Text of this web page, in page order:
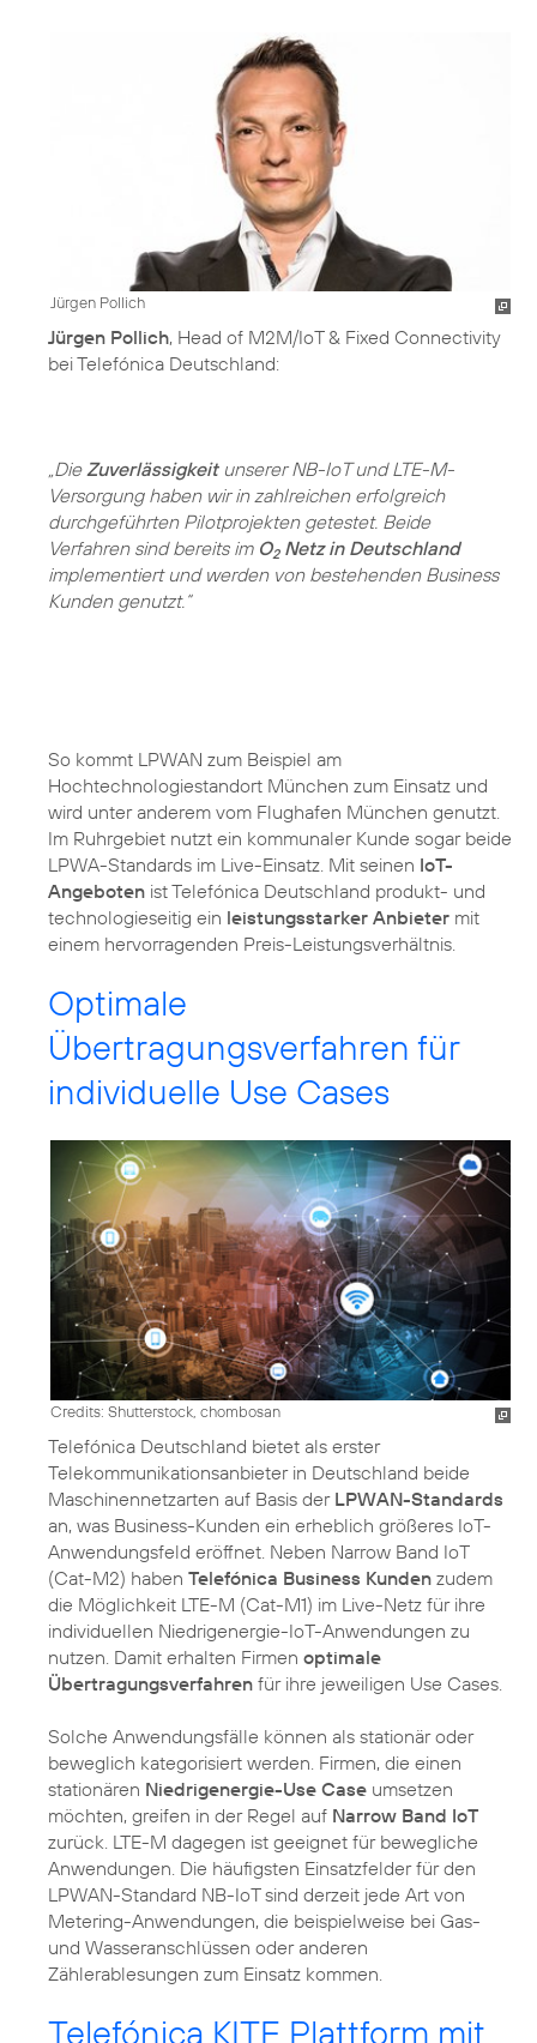
Jürgen Pollich
Jürgen Pollich, Head of M2M/IoT & Fixed Connectivity
bei Telefónica Deutschland:
„DieZuverlässigkeitunserer NB-IoT und LTE-M-
Versorgung haben wir in zahlreichen erfolgreich
durchgeführten Pilotprojekten getestet. Beide
Verfahren sind bereits im O2Netz in Deutschland
implementiert und werden von bestehenden Business
Kunden genutzt.“
So kommt LPWAN zum Beispiel am
Hochtechnologiestandort München zum Einsatz und
wird unter anderem vom Flughafen München genutzt.
Im Ruhrgebiet nutzt ein kommunaler Kunde sogar beide
LPWA-Standards im Live-Einsatz. Mit seinen IoT-
Angeboten ist Telefónica Deutschland produkt- und
technologieseitig ein leistungsstarker Anbieter mit
einem hervorragenden Preis-Leistungsverhältnis.
Optimale
Übertragungsverfahren für
individuelle Use Cases
Credits: Shutterstock, chombosan
Telefónica Deutschland bietet als erster
Telekommunikationsanbieter in Deutschland beide
Maschinennetzarten auf Basis der LPWAN-Standards
an, was Business-Kunden ein erheblich größeres IoT-
Anwendungsfeld eröffnet. Neben Narrow Band IoT
(Cat-M2) haben Telefónica Business Kunden zudem
die Möglichkeit LTE-M (Cat-M1) im Live-Netz für ihre
individuellen Niedrigenergie-IoT-Anwendungen zu
nutzen. Damit erhalten Firmen optimale
Übertragungsverfahren für ihre jeweiligen Use Cases.
Solche Anwendungsfälle können als stationär oder
beweglich kategorisiert werden. Firmen, die einen
stationären Niedrigenergie-Use Case umsetzen
möchten, greifen in der Regel auf Narrow Band IoT
zurück. LTE-M dagegen ist geeignet für bewegliche
Anwendungen. Die häufigsten Einsatzfelder für den
LPWAN-Standard NB-IoT sind derzeit jede Art von
Metering-Anwendungen, die beispielweise bei Gas-
und Wasseranschlüssen oder anderen
Zählerablesungen zum Einsatz kommen.
Telefónica KITE Plattform mit